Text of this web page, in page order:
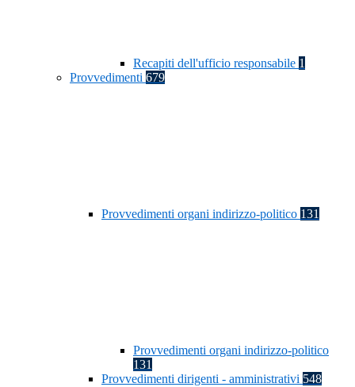
Recapiti dell'ufficio responsabile 1
Provvedimenti 679
Provvedimenti organi indirizzo-politico 131
Provvedimenti organi indirizzo-politico
131
Provvedimenti dirigenti - amministrativi 548